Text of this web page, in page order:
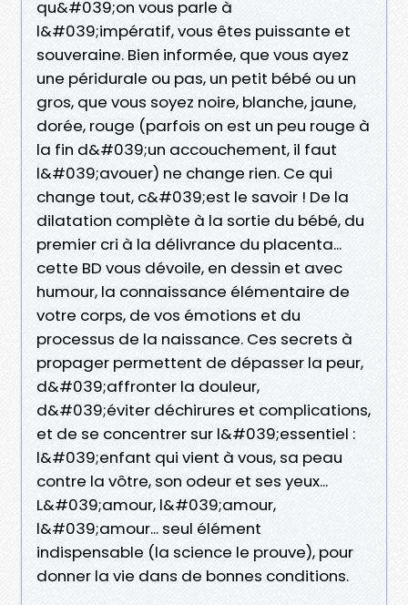
qu&#039;on vous parle à
l&#039;impératif, vous êtes puissante et
souveraine. Bien informée, que vous ayez
une péridurale ou pas, un petit bébé ou un
gros, que vous soyez noire, blanche, jaune,
dorée, rouge (parfois on est un peu rouge à
la fin d&#039;un accouchement, il faut
l&#039;avouer) ne change rien. Ce qui
change tout, c&#039;est le savoir ! De la
dilatation complète à la sortie du bébé, du
premier cri à la délivrance du placenta...
cette BD vous dévoile, en dessin et avec
humour, la connaissance élémentaire de
votre corps, de vos émotions et du
processus de la naissance. Ces secrets à
propager permettent de dépasser la peur,
d&#039;affronter la douleur,
d&#039;éviter déchirures et complications,
et de se concentrer sur l&#039;essentiel :
l&#039;enfant qui vient à vous, sa peau
contre la vôtre, son odeur et ses yeux...
L&#039;amour, l&#039;amour,
l&#039;amour... seul élément
indispensable (la science le prouve), pour
donner la vie dans de bonnes conditions.